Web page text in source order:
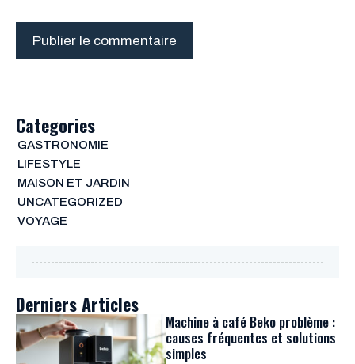
Categories
GASTRONOMIE
LIFESTYLE
MAISON ET JARDIN
UNCATEGORIZED
VOYAGE
Derniers Articles
Machine à café Beko problème :
causes fréquentes et solutions
simples